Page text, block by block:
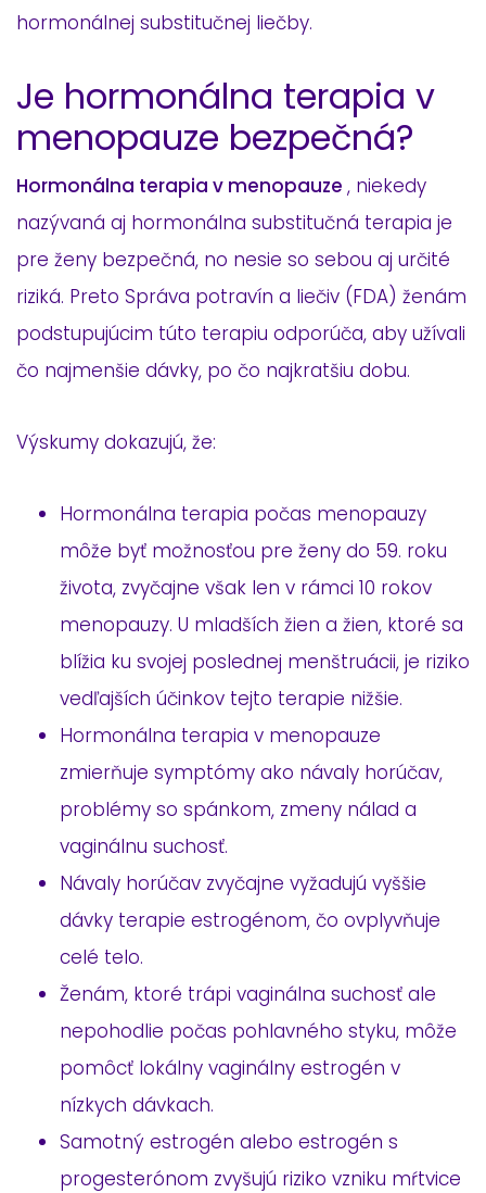
hormonálnej substitučnej liečby.
Je hormonálna terapia v
menopauze bezpečná?
Hormonálna terapia v menopauze , niekedy
nazývaná aj hormonálna substitučná terapia je
pre ženy bezpečná, no nesie so sebou aj určité
riziká. Preto Správa potravín a liečiv (FDA) ženám
podstupujúcim túto terapiu odporúča, aby užívali
čo najmenšie dávky, po čo najkratšiu dobu.
Výskumy dokazujú, že:
Hormonálna terapia počas menopauzy
môže byť možnosťou pre ženy do 59. roku
života, zvyčajne však len v rámci 10 rokov
menopauzy. U mladších žien a žien, ktoré sa
blížia ku svojej poslednej menštruácii, je riziko
vedľajších účinkov tejto terapie nižšie.
Hormonálna terapia v menopauze
zmierňuje symptómy ako návaly horúčav,
problémy so spánkom, zmeny nálad a
vaginálnu suchosť.
Návaly horúčav zvyčajne vyžadujú vyššie
dávky terapie estrogénom, čo ovplyvňuje
celé telo.
Ženám, ktoré trápi vaginálna suchosť ale
nepohodlie počas pohlavného styku, môže
pomôcť lokálny vaginálny estrogén v
nízkych dávkach.
Samotný estrogén alebo estrogén s
progesterónom zvyšujú riziko vzniku mŕtvice